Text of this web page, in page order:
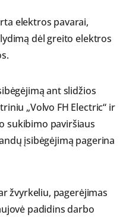
elektros pavarai,
dėl greito elektros
ant slidžios
„Volvo FH Electric“ ir
sukibimo paviršiaus
įsibėgėjimą pagerina
žvyrkeliu, pagerėjimas
padidins darbo